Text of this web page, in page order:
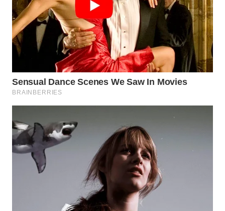
WN
BINTAN
MANDALIKA
WN
LIKUPANG
WN
LABUANBAJO
WN